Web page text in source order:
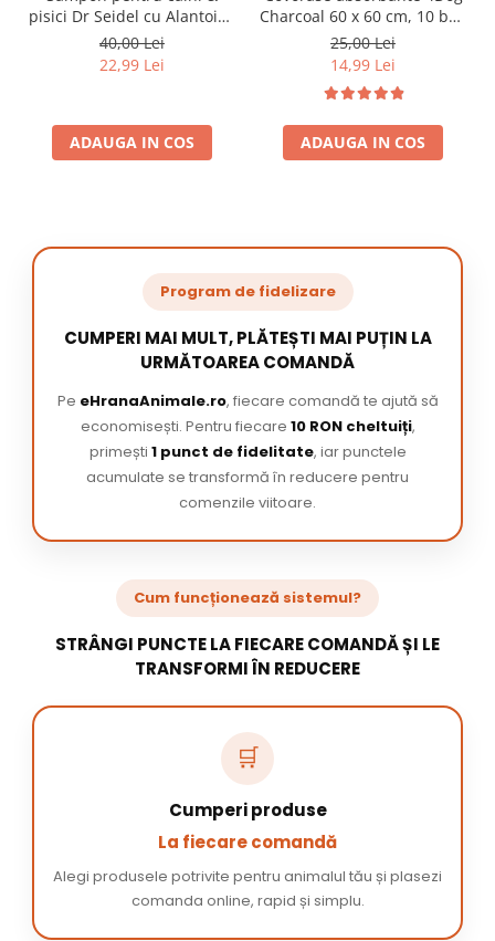
pisici Dr Seidel cu Alantoina
220 ml
40,00 Lei
22,99 Lei
ADAUGA IN COS
Charcoal 60 x 60 cm, 10 buc
/ pachet
25,00 Lei
14,99 Lei
ADAUGA IN COS
Program de fidelizare
CUMPERI MAI MULT, PLĂTEȘTI MAI PUȚIN LA
URMĂTOAREA COMANDĂ
Pe eHranaAnimale.ro, fiecare comandă te ajută să
economisești. Pentru fiecare 10 RON cheltuiți,
primești 1 punct de fidelitate, iar punctele
acumulate se transformă în reducere pentru
comenzile viitoare.
Cum funcționează sistemul?
STRÂNGI PUNCTE LA FIECARE COMANDĂ ȘI LE
TRANSFORMI ÎN REDUCERE
🛒
Cumperi produse
La fiecare comandă
Alegi produsele potrivite pentru animalul tău și plasezi
comanda online, rapid și simplu.